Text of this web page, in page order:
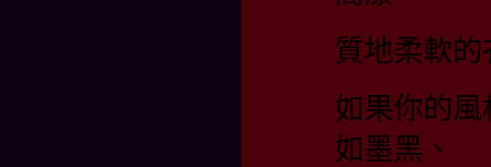
質地柔軟
如果你的
如墨黑、